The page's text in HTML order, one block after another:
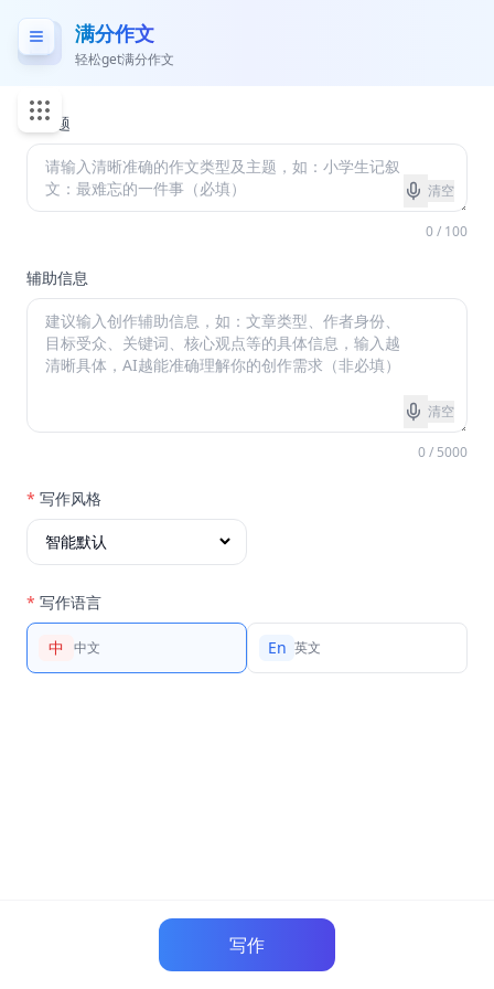
满分作文
轻松get满分作文
* 主题
清空
0 / 100
辅助信息
清空
0 / 5000
* 写作风格
* 写作语言
中 中文 En 英文
写作